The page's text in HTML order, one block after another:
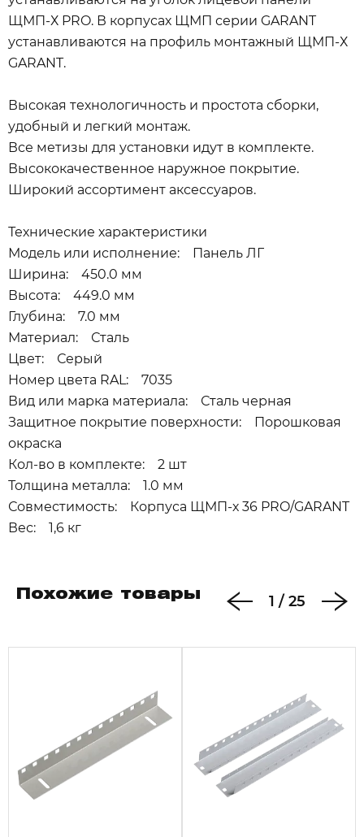
ЩМП-Х PRO. В корпусах ЩМП серии GARANT
устанавливаются на профиль монтажный ЩМП-Х
GARANT.
Высокая технологичность и простота сборки,
удобный и легкий монтаж.
Все метизы для установки идут в комплекте.
Высококачественное наружное покрытие.
Широкий ассортимент аксессуаров.
Технические характеристики
Модель или исполнение: Панель ЛГ
Ширина: 450.0 мм
Высота: 449.0 мм
Глубина: 7.0 мм
Материал: Сталь
Цвет: Серый
Номер цвета RAL: 7035
Вид или марка материала: Сталь черная
Защитное покрытие поверхности: Порошковая
окраска
Кол-во в комплекте: 2 шт
Толщина металла: 1.0 мм
Совместимость: Корпуса ЩМП-х 36 PRO/GARANT
Вес: 1,6 кг
Похожие товары 1 / 25